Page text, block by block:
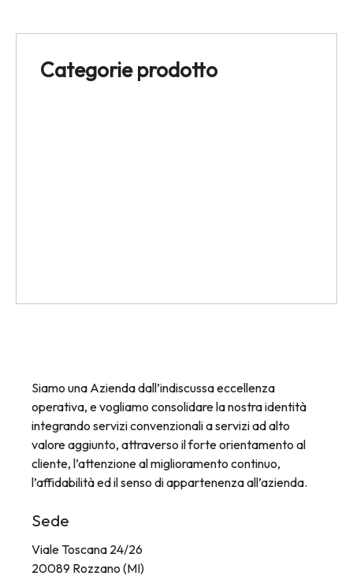
Categorie prodotto
Siamo una Azienda dall’indiscussa eccellenza
operativa, e vogliamo consolidare la nostra identità
integrando servizi convenzionali a servizi ad alto
valore aggiunto, attraverso il forte orientamento al
cliente, l’attenzione al miglioramento continuo,
l’affidabilità ed il senso di appartenenza all’azienda.
Sede
Viale Toscana 24/26
20089 Rozzano (MI)